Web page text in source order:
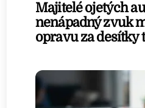
Majitelé ojetých
nenápadný zvuk
opravu za desítky